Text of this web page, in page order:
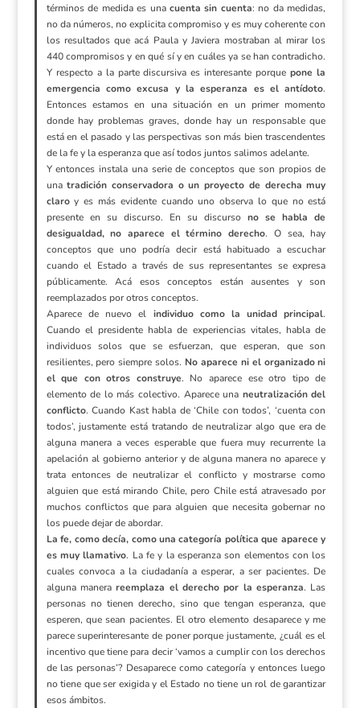
términos de medida es una cuenta sin cuenta: no da medidas,
no da números, no explicita compromiso y es muy coherente con
los resultados que acá Paula y Javiera mostraban al mirar los
440 compromisos y en qué sí y en cuáles ya se han contradicho.
Y respecto a la parte discursiva es interesante porquepone la
emergencia como excusa y la esperanza es el antídoto.
Entonces estamos en una situación en un primer momento
donde hay problemas graves, donde hay un responsable que
está en el pasado y las perspectivas son más bien trascendentes
de la fe y la esperanza que así todos juntos salimos adelante.
Y entonces instala una serie de conceptos que son propios de
unatradición conservadora o un proyecto de derecha muy
claroy es más evidente cuando uno observa lo que no está
presente en su discurso. En su discursono se habla de
desigualdad, no aparece el término derecho. O sea, hay
conceptos que uno podría decir está habituado a escuchar
cuando el Estado a través de sus representantes se expresa
públicamente. Acá esos conceptos están ausentes y son
reemplazados por otros conceptos.
Aparece de nuevo el individuo como la unidad principal.
Cuando el presidente habla de experiencias vitales, habla de
individuos solos que se esfuerzan, que esperan, que son
resilientes, pero siempre solos. No aparece ni el organizado ni
el que con otros construye. No aparece ese otro tipo de
elemento de lo más colectivo. Aparece una neutralización del
conflicto. Cuando Kast habla de ‘Chile con todos’, ‘cuenta con
todos’, justamente está tratando de neutralizar algo que era de
alguna manera a veces esperable que fuera muy recurrente la
apelación al gobierno anterior y de alguna manera no aparece y
trata entonces de neutralizar el conflicto y mostrarse como
alguien que está mirando Chile, pero Chile está atravesado por
muchos conflictos que para alguien que necesita gobernar no
los puede dejar de abordar.
La fe, como decía, como una categoría política que aparece y
es muy llamativo. La fe y la esperanza son elementos con los
cuales convoca a la ciudadanía a esperar, a ser pacientes. De
alguna manerareemplaza el derecho por la esperanza. Las
personas no tienen derecho, sino que tengan esperanza, que
esperen, que sean pacientes. El otro elemento desaparece y me
parece superinteresante de poner porque justamente, ¿cuál es el
incentivo que tiene para decir ‘vamos a cumplir con los derechos
de las personas’? Desaparece como categoría y entonces luego
no tiene que ser exigida y el Estado no tiene un rol de garantizar
esos ámbitos.